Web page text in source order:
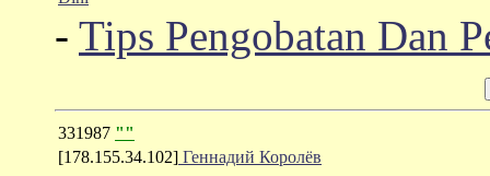
- Tips Pengobatan Dan
331987 ""
[178.155.34.102] Геннадий Королёв